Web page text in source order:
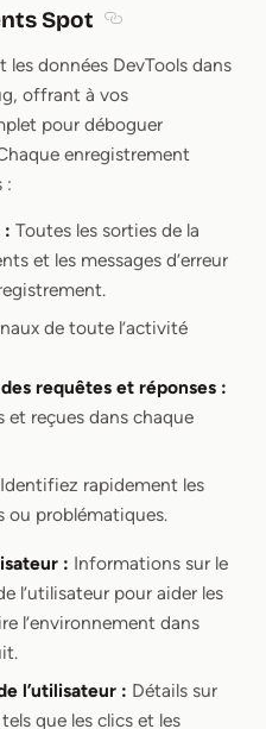
Spot
données DevTools dans
offrant à vos
pour déboguer
enregistrement
:
: Toutes les sorties de la
et les messages d’erreur
de toute l’activité
requêtes et réponses :
et reçues dans chaque
Identifiez rapidement les
ou problématiques.
: Informations sur le
l’utilisateur pour aider les
l’environnement dans
l’utilisateur : Détails sur
que les clics et les